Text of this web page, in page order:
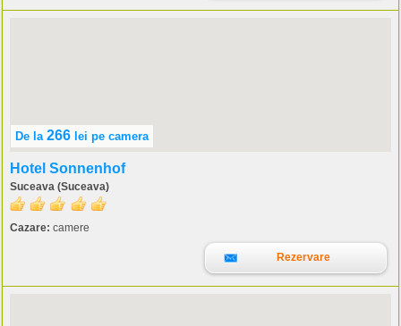
De la 266 lei pe camera
Hotel Sonnenhof
Suceava (Suceava)
Cazare: camere
Rezervare